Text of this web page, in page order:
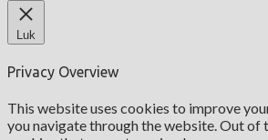
Luk
Privacy Overview
This website uses cookies to improve
you navigate through the website. Out of